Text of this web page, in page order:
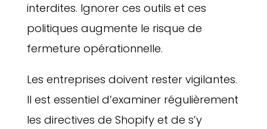
interdites. Ignorer ces outils et ces
politiques augmente le risque de
fermeture opérationnelle.
Les entreprises doivent rester vigilantes.
Il est essentiel d’examiner régulièrement
les directives de Shopify et de s’y